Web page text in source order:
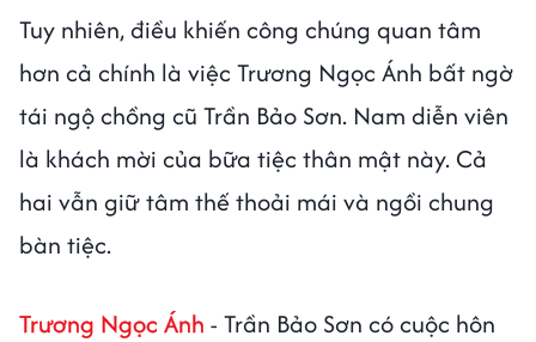
Tuy nhiên, điều khiến công chúng quan tâm
hơn cả chính là việc Trương Ngọc Ánh bất ngờ
tái ngộ chồng cũ Trần Bảo Sơn. Nam diễn viên
là khách mời của bữa tiệc thân mật này. Cả
hai vẫn giữ tâm thế thoải mái và ngồi chung
bàn tiệc.
Trương Ngọc Ánh - Trần Bảo Sơn có cuộc hôn